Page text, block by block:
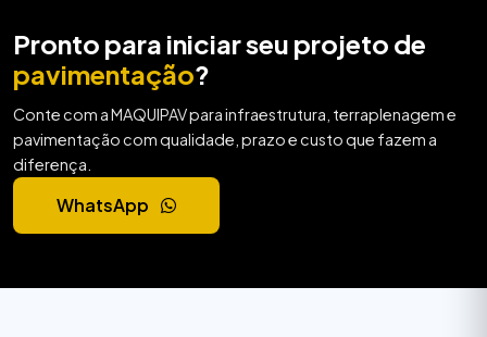
Pronto para iniciar seu projeto de
pavimentação?
Conte com a MAQUIPAV para infraestrutura, terraplenagem e
pavimentação com qualidade, prazo e custo que fazem a
diferença.
WhatsApp